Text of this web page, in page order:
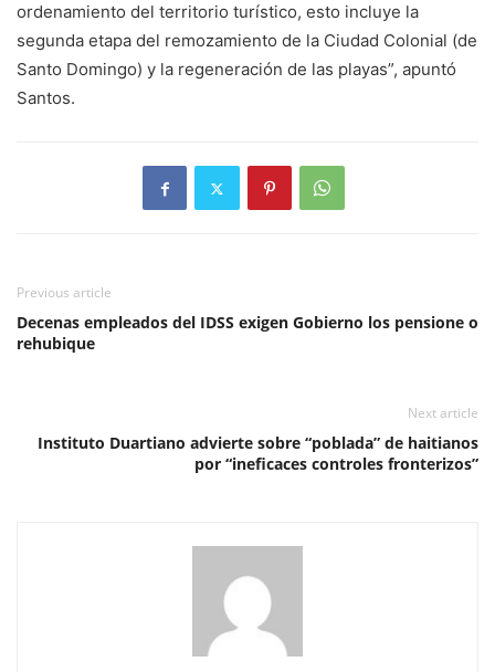
ordenamiento del territorio turístico, esto incluye la
segunda etapa del remozamiento de la Ciudad Colonial (de
Santo Domingo) y la regeneración de las playas”, apuntó
Santos.
Previous article
Decenas empleados del IDSS exigen Gobierno los pensione o
rehubique
Next article
Instituto Duartiano advierte sobre “poblada” de haitianos
por “ineficaces controles fronterizos”